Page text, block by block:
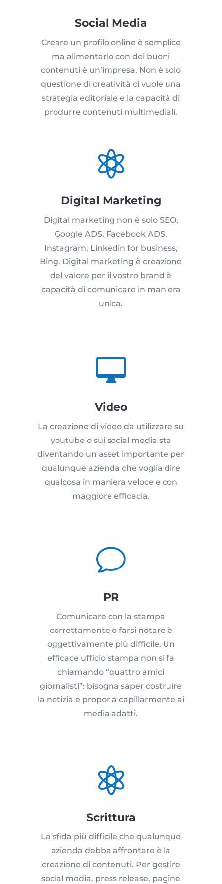
Social Media
Creare un profilo online è semplice
ma alimentarlo con dei buoni
contenuti è un’impresa. Non è solo
questione di creatività ci vuole una
strategia editoriale e la capacità di
produrre contenuti multimediali.

Digital Marketing
Digital marketing non è solo SEO,
Google ADS, Facebook ADS,
Instagram, Linkedin for business,
Bing. Digital marketing è creazione
del valore per il vostro brand è
capacità di comunicare in maniera
unica.

Video
La creazione di video da utilizzare su
youtube o sui social media sta
diventando un asset importante per
qualunque azienda che voglia dire
qualcosa in maniera veloce e con
maggiore efficacia.
v
PR
Comunicare con la stampa
correttamente o farsi notare è
oggettivamente più difficile. Un
efficace ufficio stampa non si fa
chiamando “quattro amici
giornalisti”: bisogna saper costruire
la notizia e proporla capillarmente ai
media adatti.

Scrittura
La sfida più difficile che qualunque
azienda debba affrontare è la
creazione di contenuti. Per gestire
social media, press release, pagine